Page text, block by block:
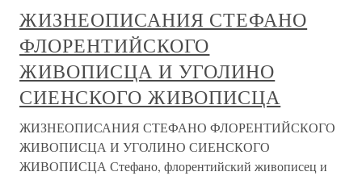
ЖИЗНЕОПИСАНИЯ СТЕФАНО
ФЛОРЕНТИЙСКОГО
ЖИВОПИСЦА И УГОЛИНО
СИЕНСКОГО ЖИВОПИСЦА
ЖИЗНЕОПИСАНИЯ СТЕФАНО ФЛОРЕНТИЙСКОГО
ЖИВОПИСЦА И УГОЛИНО СИЕНСКОГО
ЖИВОПИСЦА Стефано, флорентийский живописец и